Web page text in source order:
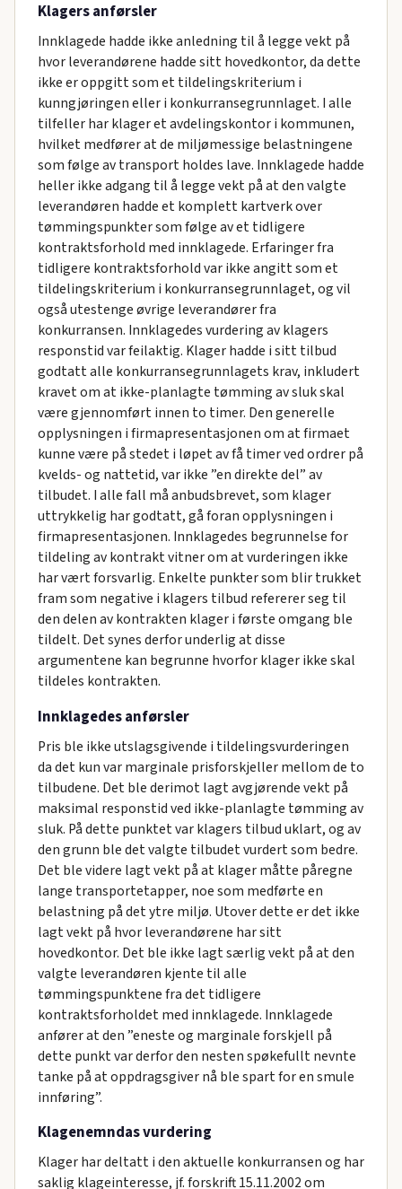
Klagers anførsler
Innklagede hadde ikke anledning til å legge vekt på
hvor leverandørene hadde sitt hovedkontor, da dette
ikke er oppgitt som et tildelingskriterium i
kunngjøringen eller i konkurransegrunnlaget. I alle
tilfeller har klager et avdelingskontor i kommunen,
hvilket medfører at de miljømessige belastningene
som følge av transport holdes lave. Innklagede hadde
heller ikke adgang til å legge vekt på at den valgte
leverandøren hadde et komplett kartverk over
tømmingspunkter som følge av et tidligere
kontraktsforhold med innklagede. Erfaringer fra
tidligere kontraktsforhold var ikke angitt som et
tildelingskriterium i konkurransegrunnlaget, og vil
også utestenge øvrige leverandører fra
konkurransen. Innklagedes vurdering av klagers
responstid var feilaktig. Klager hadde i sitt tilbud
godtatt alle konkurransegrunnlagets krav, inkludert
kravet om at ikke-planlagte tømming av sluk skal
være gjennomført innen to timer. Den generelle
opplysningen i firmapresentasjonen om at firmaet
kunne være på stedet i løpet av få timer ved ordrer på
kvelds- og nattetid, var ikke ”en direkte del” av
tilbudet. I alle fall må anbudsbrevet, som klager
uttrykkelig har godtatt, gå foran opplysningen i
firmapresentasjonen. Innklagedes begrunnelse for
tildeling av kontrakt vitner om at vurderingen ikke
har vært forsvarlig. Enkelte punkter som blir trukket
fram som negative i klagers tilbud refererer seg til
den delen av kontrakten klager i første omgang ble
tildelt. Det synes derfor underlig at disse
argumentene kan begrunne hvorfor klager ikke skal
tildeles kontrakten.
Innklagedes anførsler
Pris ble ikke utslagsgivende i tildelingsvurderingen
da det kun var marginale prisforskjeller mellom de to
tilbudene. Det ble derimot lagt avgjørende vekt på
maksimal responstid ved ikke-planlagte tømming av
sluk. På dette punktet var klagers tilbud uklart, og av
den grunn ble det valgte tilbudet vurdert som bedre.
Det ble videre lagt vekt på at klager måtte påregne
lange transportetapper, noe som medførte en
belastning på det ytre miljø. Utover dette er det ikke
lagt vekt på hvor leverandørene har sitt
hovedkontor. Det ble ikke lagt særlig vekt på at den
valgte leverandøren kjente til alle
tømmingspunktene fra det tidligere
kontraktsforholdet med innklagede. Innklagede
anfører at den ”eneste og marginale forskjell på
dette punkt var derfor den nesten spøkefullt nevnte
tanke på at oppdragsgiver nå ble spart for en smule
innføring”.
Klagenemndas vurdering
Klager har deltatt i den aktuelle konkurransen og har
saklig klageinteresse, jf. forskrift 15.11.2002 om